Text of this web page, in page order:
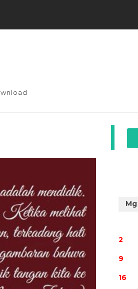
Mg
2
9
16